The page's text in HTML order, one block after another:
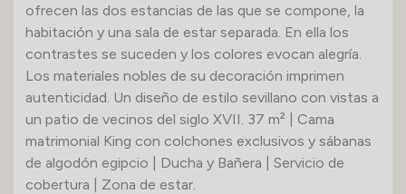
ofrecen las dos estancias de las que se compone, la
habitación y una sala de estar separada. En ella los
contrastes se suceden y los colores evocan alegría.
Los materiales nobles de su decoración imprimen
autenticidad. Un diseño de estilo sevillano con vistas a
un patio de vecinos del siglo XVII. 37 m² | Cama
matrimonial King con colchones exclusivos y sábanas
de algodón egipcio | Ducha y Bañera | Servicio de
cobertura | Zona de estar.